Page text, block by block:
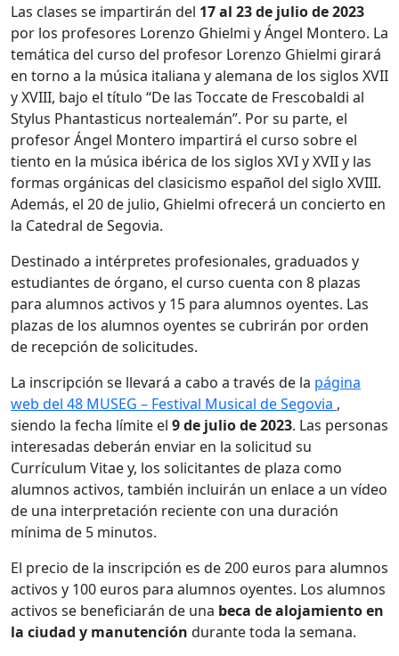
Las clases se impartirán del 17 al 23 de julio de 2023
por los profesores Lorenzo Ghielmi y Ángel Montero. La
temática del curso del profesor Lorenzo Ghielmi girará
en torno a la música italiana y alemana de los siglos XVII
y XVIII, bajo el título “De las Toccate de Frescobaldi al
Stylus Phantasticus nortealemán”. Por su parte, el
profesor Ángel Montero impartirá el curso sobre el
tiento en la música ibérica de los siglos XVI y XVII y las
formas orgánicas del clasicismo español del siglo XVIII.
Además, el 20 de julio, Ghielmi ofrecerá un concierto en
la Catedral de Segovia.
Destinado a intérpretes profesionales, graduados y
estudiantes de órgano, el curso cuenta con 8 plazas
para alumnos activos y 15 para alumnos oyentes. Las
plazas de los alumnos oyentes se cubrirán por orden
de recepción de solicitudes.
La inscripción se llevará a cabo a través de la página
web del 48 MUSEG – Festival Musical de Segovia ,
siendo la fecha límite el 9 de julio de 2023. Las personas
interesadas deberán enviar en la solicitud su
Currículum Vitae y, los solicitantes de plaza como
alumnos activos, también incluirán un enlace a un vídeo
de una interpretación reciente con una duración
mínima de 5 minutos.
El precio de la inscripción es de 200 euros para alumnos
activos y 100 euros para alumnos oyentes. Los alumnos
activos se beneficiarán de una beca de alojamiento en
la ciudad y manutención durante toda la semana.